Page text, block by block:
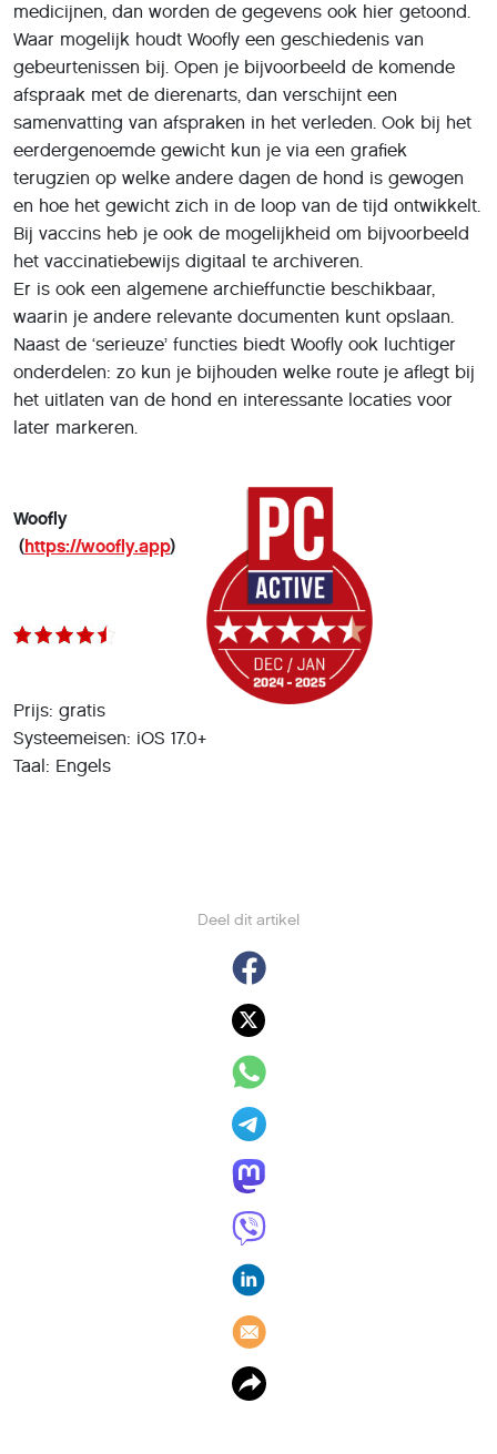
Deel dit artikel
medicijnen, dan worden de gegevens ook hier getoond.
Waar mogelijk houdt Woofly een geschiedenis van
gebeurtenissen bij. Open je bijvoorbeeld de komende
afspraak met de dierenarts, dan verschijnt een
samenvatting van afspraken in het verleden. Ook bij het
eerdergenoemde gewicht kun je via een grafiek
terugzien op welke andere dagen de hond is gewogen
en hoe het gewicht zich in de loop van de tijd ontwikkelt.
Bij vaccins heb je ook de mogelijkheid om bijvoorbeeld
het vaccinatiebewijs digitaal te archiveren.
Er is ook een algemene archieffunctie beschikbaar,
waarin je andere relevante documenten kunt opslaan.
Naast de ‘serieuze’ functies biedt Woofly ook luchtiger
onderdelen: zo kun je bijhouden welke route je aflegt bij
het uitlaten van de hond en interessante locaties voor
later markeren.
Woofly
(https://woofly.app)
Prijs: gratis
Systeemeisen: iOS 17.0+
Taal: Engels